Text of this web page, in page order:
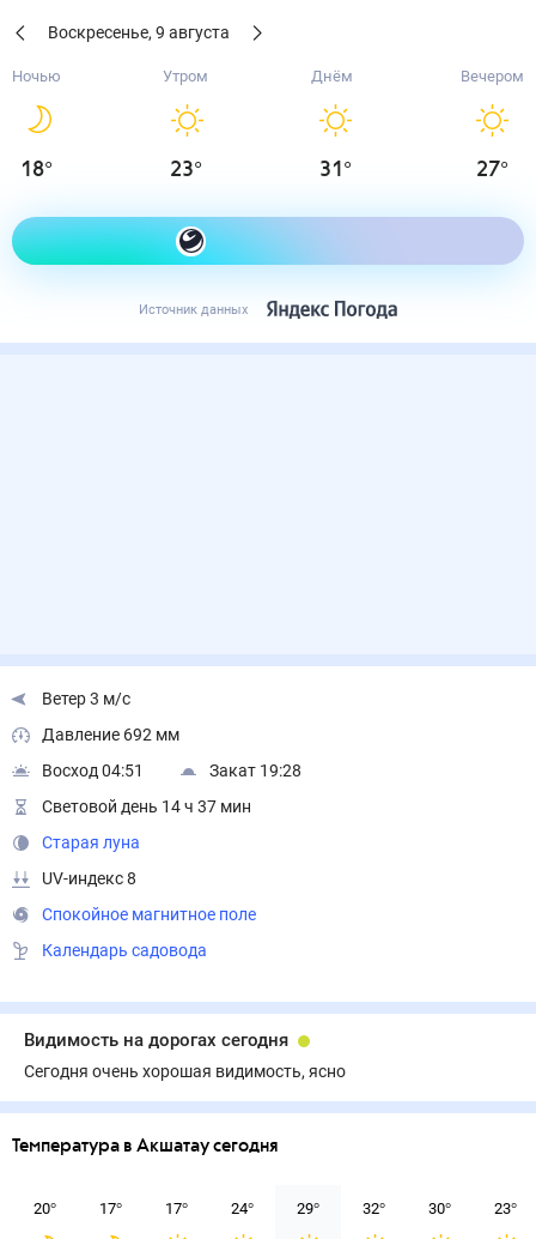
Воскресенье, 9 августа
Ночью
18°
Утром
23°
Днём
31 °
Вечером
27°
Как одеться сегодня
Источник данных
Ветер 3 м/с
Давление 692 мм
Восход 04:51
Закат 19:28
Световой день 14 ч 37 мин
Старая луна
UV-индекс 8
Спокойное магнитное поле
Календарь садовода
Видимость на дорогах сегодня
Сегодня очень хорошая видимость, ясно
Температура в Акшатау сегодня
20° 17° 17° 24° 29° 32° 30° 23°